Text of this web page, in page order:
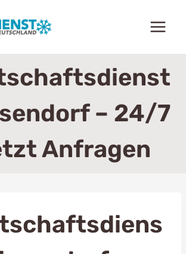
– 24/7
Anfragen